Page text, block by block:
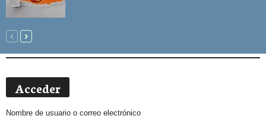
Acceder
Nombre de usuario o correo electrónico